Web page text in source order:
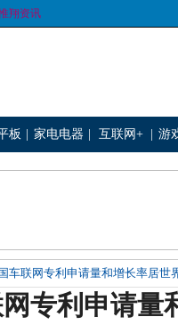
翔资讯
板 家电电器 互联网+ 游
车联网专利申请量和增长率居世
专利申请量